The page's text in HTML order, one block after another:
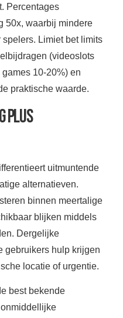
Percentages
50x, waarbij mindere
Limiet bet limits
(videoslots
10-20%) en
praktische waarde.
plus
uitmuntende
alternatieven.
binnen meertalige
blijken middels
Dergelijke
gebruikers hulp krijgen
locatie of urgentie.
best bekende